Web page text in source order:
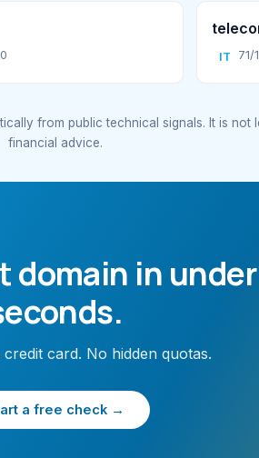
IT 71/
from public technical signals. It is not
financial advice.
domain in
card. No hidden quotas.
a free check →